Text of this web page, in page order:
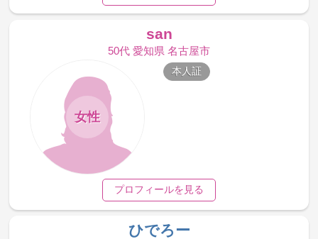
san
50代 愛知県 名古屋市
女性
本人証
プロフィールを見る
ひでろー